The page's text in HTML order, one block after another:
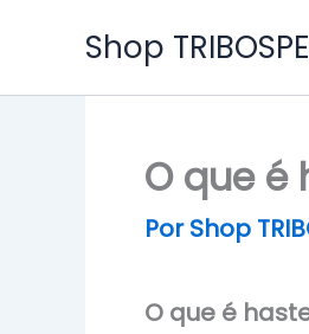
o
Shop
O que é
PorShop
O que é